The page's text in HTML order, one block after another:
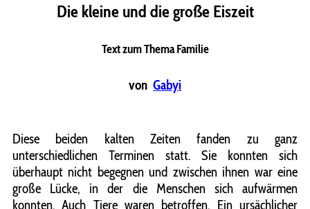
Die kleine und die große Eiszeit
Text zum Thema Familie
von Gabyi
Diese beiden kalten Zeiten fanden zu ganz
unterschiedlichen Terminen statt. Sie konnten sich
überhaupt nicht begegnen und zwischen ihnen war eine
große Lücke, in der die Menschen sich aufwärmen
konnten. Auch Tiere waren betroffen. Ein ursächlicher